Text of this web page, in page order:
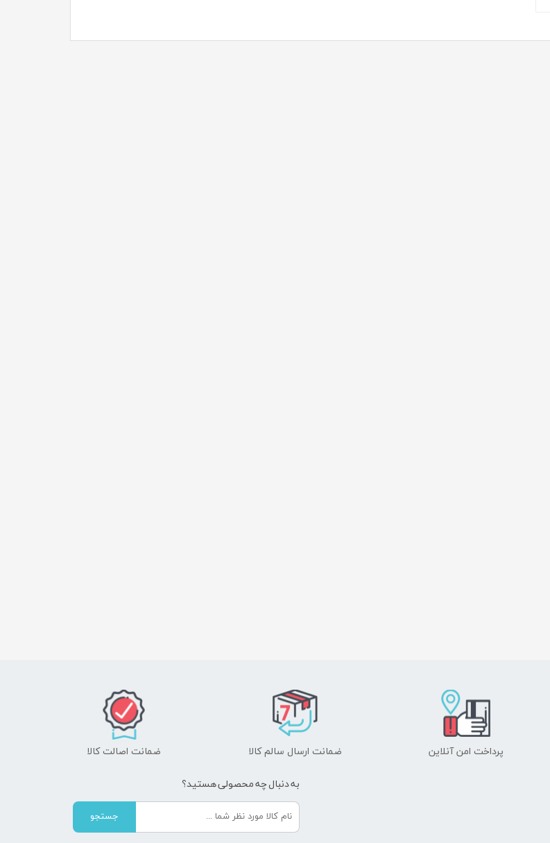
پرداخت امن آنلاین ضمانت ارسال سالم کالا ضمانت اصالت کالا
به دنبال چه محصولی هستید؟
جستجو